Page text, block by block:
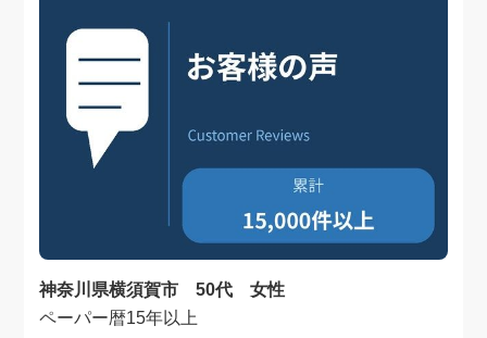
神奈川県横須賀市 50代 女性
ペーパー暦15年以上